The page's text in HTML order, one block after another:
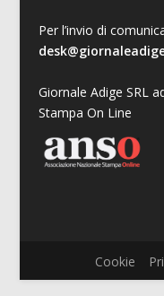
Per l’invio di
Giornale Adige SRL
Stampa On Line
Cookie